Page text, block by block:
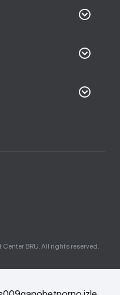
BRU. All rights reserved.